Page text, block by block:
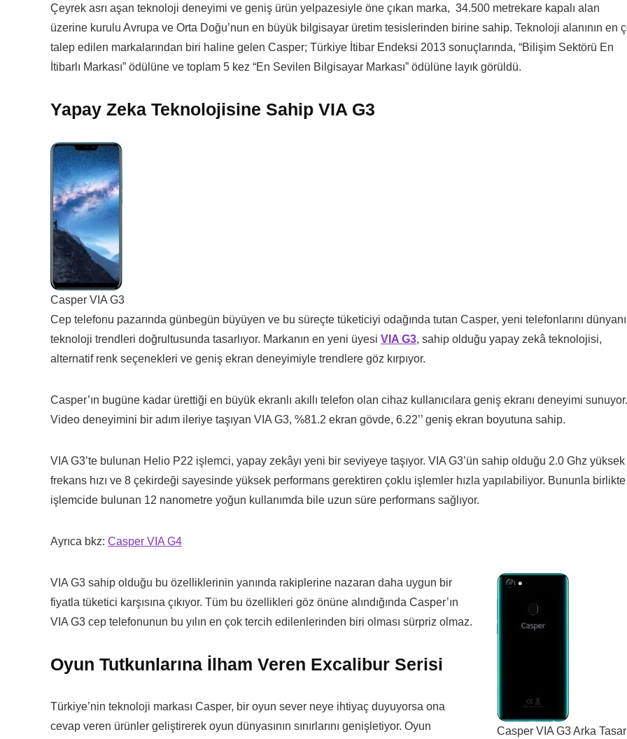
Çeyrek asrı aşan teknoloji deneyimi ve geniş ürün yelpazesiyle öne çıkan marka, 34.500 metrekare kapalı alan
üzerine kurulu Avrupa ve Orta Doğu’nun en büyük bilgisayar üretim tesislerinden birine sahip. Teknoloji alanının en
talep edilen markalarından biri haline gelen Casper; Türkiye İtibar Endeksi 2013 sonuçlarında, “Bilişim Sektörü En
İtibarlı Markası” ödülüne ve toplam 5 kez “En Sevilen Bilgisayar Markası” ödülüne layık görüldü.
Yapay Zeka Teknolojisine Sahip VIA G3
Casper VIA G3
Cep telefonu pazarında günbegün büyüyen ve bu süreçte tüketiciyi odağında tutan Casper, yeni telefonlarını
teknoloji trendleri doğrultusunda tasarlıyor. Markanın en yeni üyesi VIA G3, sahip olduğu yapay zekâ teknolojisi,
alternatif renk seçenekleri ve geniş ekran deneyimiyle trendlere göz kırpıyor.
Casper’ın bugüne kadar ürettiği en büyük ekranlı akıllı telefon olan cihaz kullanıcılara geniş ekranı deneyimi sunuyor.
Video deneyimini bir adım ileriye taşıyan VIA G3, %81.2 ekran gövde, 6.22’’ geniş ekran boyutuna sahip.
VIA G3’te bulunan Helio P22 işlemci, yapay zekâyı yeni bir seviyeye taşıyor. VIA G3’ün sahip olduğu 2.0 Ghz yüksek
frekans hızı ve 8 çekirdeği sayesinde yüksek performans gerektiren çoklu işlemler hızla yapılabiliyor. Bununla birlikte
işlemcide bulunan 12 nanometre yoğun kullanımda bile uzun süre performans sağlıyor.
Ayrıca bkz: Casper VIA G4
Casper VIA G3 Arka
VIA G3 sahip olduğu bu özelliklerinin yanında rakiplerine nazaran daha uygun bir
fiyatla tüketici karşısına çıkıyor. Tüm bu özellikleri göz önüne alındığında Casper’ın
VIA G3 cep telefonunun bu yılın en çok tercih edilenlerinden biri olması sürpriz olmaz.
Oyun Tutkunlarına İlham Veren Excalibur Serisi
Türkiye’nin teknoloji markası Casper, bir oyun sever neye ihtiyaç duyuyorsa ona
cevap veren ürünler geliştirerek oyun dünyasının sınırlarını genişletiyor. Oyun